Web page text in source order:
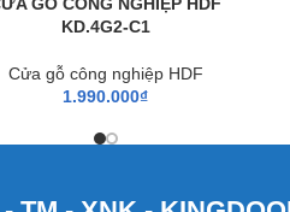
KD.4G2-C1
Cửa gỗ công nghiệp HDF
1.990.000₫